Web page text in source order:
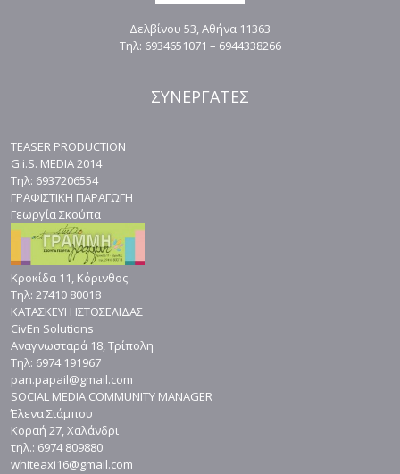
Δελβίνου 53, Αθήνα 11363
Τηλ: 6934651071 – 6944338266
ΣΥΝΕΡΓΑΤΕΣ
TEASER PRODUCTION
G.i.S. MEDIA 2014
Τηλ: 6937206554
ΓΡΑΦΙΣΤΙΚΗ ΠΑΡΑΓΩΓΗ
Γεωργία Σκούπα
Κροκίδα 11, Κόρινθος
Τηλ: 27410 80018
ΚΑΤΑΣΚΕΥΗ ΙΣΤΟΣΕΛΙΔΑΣ
CivEn Solutions
Αναγνωσταρά 18, Τρίπολη
Τηλ: 6974 191967
pan.papail@gmail.com
SOCIAL MEDIA COMMUNITY MANAGER
Έλενα Σιάμπου
Κοραή 27, Χαλάνδρι
τηλ.: 6974 809880
whiteaxi16@gmail.com